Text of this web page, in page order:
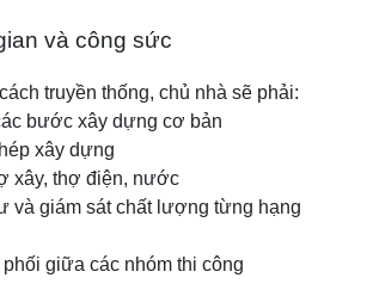
và công sức
truyền thống, chủ nhà sẽ phải:
bước xây dựng cơ bản
xây dựng
xây, thợ điện, nước
và giám sát chất lượng từng hạng
phối giữa các nhóm thi công